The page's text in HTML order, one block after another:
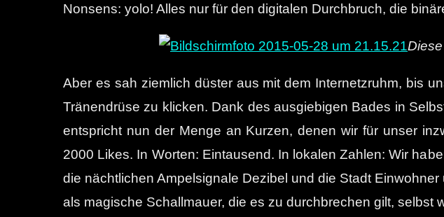
Nonsens: yolo! Alles nur für den digitalen Durchbruch, die
Aber es sah ziemlich düster aus mit dem Internetzruhm, bis
Tränendrüse zu klicken. Dank des ausgiebigen Bades in
entspricht nun der Menge an Kurzen, denen wir für unser
2000 Likes. In Worten: Eintausend. In lokalen Zahlen: Wir
die nächtlichen Ampelsignale Dezibel und die Stadt
als magische Schallmauer, die es zu durchbrechen gilt,